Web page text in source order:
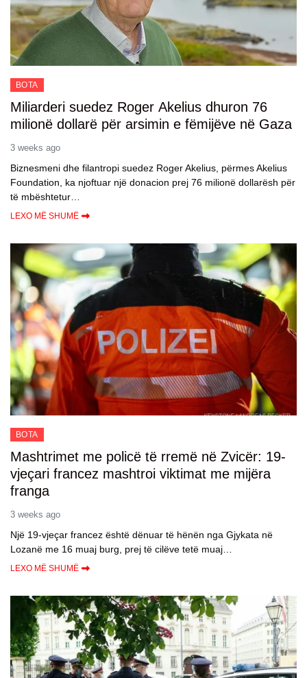
BOTA
Miliarderi suedez Roger Akelius dhuron 76
milionë dollarë për arsimin e fëmijëve në Gaza
3 weeks ago
Biznesmeni dhe filantropi suedez Roger Akelius, përmes Akelius
Foundation, ka njoftuar një donacion prej 76 milionë dollarësh për
të mbështetur…
LEXO MË SHUMË
BOTA
Mashtrimet me policë të rremë në Zvicër: 19-
vjeçari francez mashtroi viktimat me mijëra
franga
3 weeks ago
Një 19-vjeçar francez është dënuar të hënën nga Gjykata në
Lozanë me 16 muaj burg, prej të cilëve tetë muaj…
LEXO MË SHUMË